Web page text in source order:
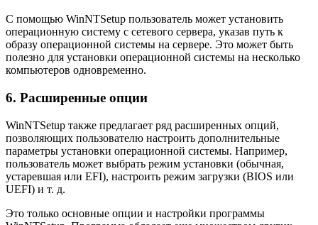
С помощью WinNTSetup пользователь может установить
операционную систему с сетевого сервера, указав путь к
образу операционной системы на сервере. Это может быть
полезно для установки операционной системы на несколько
компьютеров одновременно.
6. Расширенные опции
WinNTSetup также предлагает ряд расширенных опций,
позволяющих пользователю настроить дополнительные
параметры установки операционной системы. Например,
пользователь может выбрать режим установки (обычная,
устаревшая или EFI), настроить режим загрузки (BIOS или
UEFI) и т. д.
Это только основные опции и настройки программы